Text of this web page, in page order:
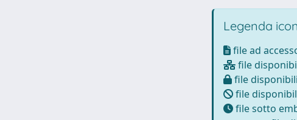
Legenda
file ad
file
file
file
file sotto